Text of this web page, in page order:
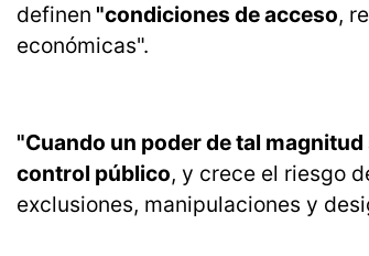
definen "condiciones de acceso,
económicas".
"Cuando un poder de tal
control público, y crece el riesgo
exclusiones, manipulaciones y